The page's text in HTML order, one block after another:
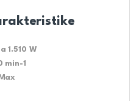
1.510 W
min-1